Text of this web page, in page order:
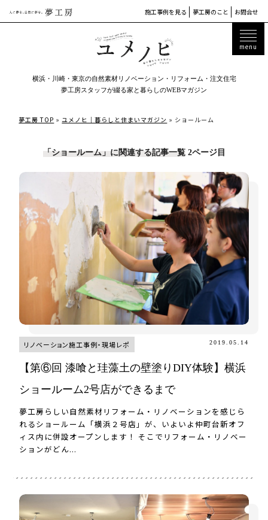
施工事例を見る 夢工房のこと お問合せ
横浜・川崎・東京の自然素材リノベーション・リフォーム・注文住宅
夢工房スタッフが綴る家と暮らしのWEBマガジン
夢工房 TOP » ユメノヒ｜暮らしと住まいマガジン » ショールーム
「ショールーム」に関連する記事一覧2ページ目
リノベーション施工事例・現場レポ 2019.05.14
【第⑥回 漆喰と珪藻土の壁塗りDIY体験】横浜
ショールーム2号店ができるまで
夢工房らしい自然素材リフォーム・リノベーションを感じら
れるショールーム「横浜２号店」が、いよいよ仲町台新オフ
ィス内に併設オープンします！ そこでリフォーム・リノベー
ションがどん...